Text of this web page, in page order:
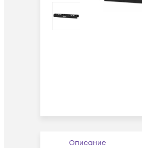
Описание